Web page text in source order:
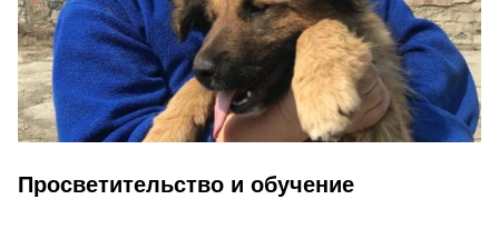
Просветительство и обучение